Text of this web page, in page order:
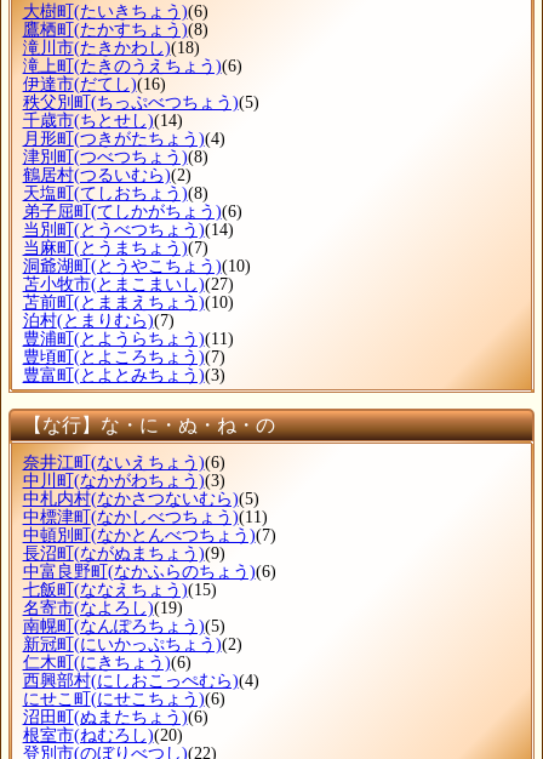
大樹町(たいきちょう)(6)
鷹栖町(たかすちょう)(8)
滝川市(たきかわし)(18)
滝上町(たきのうえちょう)(6)
伊達市(だてし)(16)
秩父別町(ちっぷべつちょう)(5)
千歳市(ちとせし)(14)
月形町(つきがたちょう)(4)
津別町(つべつちょう)(8)
鶴居村(つるいむら)(2)
天塩町(てしおちょう)(8)
弟子屈町(てしかがちょう)(6)
当別町(とうべつちょう)(14)
当麻町(とうまちょう)(7)
洞爺湖町(とうやこちょう)(10)
苫小牧市(とまこまいし)(27)
苫前町(とままえちょう)(10)
泊村(とまりむら)(7)
豊浦町(とようらちょう)(11)
豊頃町(とよころちょう)(7)
豊富町(とよとみちょう)(3)
【な行】な・に・ぬ・ね・の
奈井江町 (ないえちょう)(6)
中川町 (なかがわちょう)(3)
中札内村(なかさつないむら)(5)
中標津町 (なかしべつちょう)(11)
中頓別町 (なかとんべつちょう)(7)
長沼町 (ながぬまちょう)(9)
中富良野町 (なかふらのちょう)(6)
七飯町 (ななえちょう)(15)
名寄市(なよろし)(19)
南幌町 (なんぽろちょう)(5)
新冠町 (にいかっぷちょう)(2)
仁木町 (にきちょう)(6)
西興部村(にしおこっぺむら)(4)
にせこ町 (にせこちょう)(6)
沼田町 (ぬまたちょう)(6)
根室市(ねむろし)(20)
登別市(のぼりべつし)(22)